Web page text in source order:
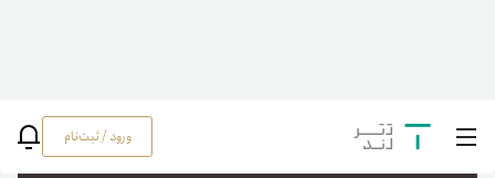
ورود / ثبت‌نام